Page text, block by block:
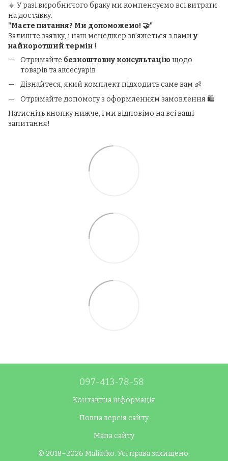
🔹 У разі виробничого браку ми компенсуємо всі витрати
на доставку.
"Маєте питання? Ми допоможемо! 🤝"
Залиште заявку, і наш менеджер зв’яжеться з вами у
найкоротший термін !
Отримайте безкоштовну консультацію щодо
товарів та аксесуарів
Дізнайтеся, який комплект підходить саме вам 👶
Отримайте допомогу з оформленням замовлення 🛍️
Натисніть кнопку нижче, і ми відповімо на всі ваші
запитання!
097-413-78-58
Контактна інформація
Повна версія сайту
Мапа сайту
© 2018–2026 Maliatko. Усі права захищено.